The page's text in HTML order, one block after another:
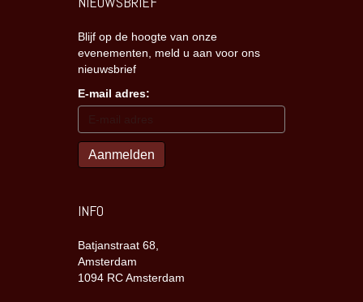
Blijf op de hoogte van onze
evenementen, meld u aan voor ons
nieuwsbrief
E-mail adres:
INFO
Batjanstraat 68,
Amsterdam
1094 RC Amsterdam